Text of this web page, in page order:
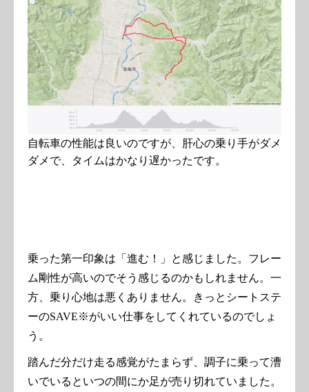
自転車の性能は良いのですが、肝心の乗り手がダメ
ダメで、タイムはかなり遅かったです。
乗った第一印象は「進む！」と感じました。フレー
ム剛性が高いのでそう感じるのかもしれません。一
方、乗り心地は悪くありません。きっとシートステ
ーのSAVE※がいい仕事をしてくれているのでしょ
う。
踏んだ分だけ走る感覚がたまらず、調子に乗って漕
いでいるといつの間にか足が売り切れていました。